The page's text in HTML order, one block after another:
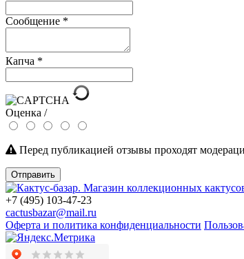
Сообщение *
Капча *
Оценка /
Перед публикацией отзывы проходят
Отправить
+7 (495) 103-47-23
cactusbazar@mail.ru
Оферта и политика конфиденциальности